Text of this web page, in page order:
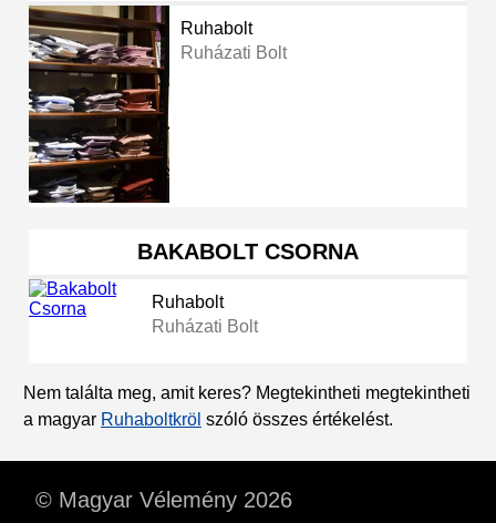
Ruhabolt
Ruházati Bolt
BAKABOLT CSORNA
Ruhabolt
Ruházati Bolt
Nem találta meg, amit keres? Megtekintheti megtekintheti
a magyar Ruhaboltkröl szóló összes értékelést.
© Magyar Vélemény 2026